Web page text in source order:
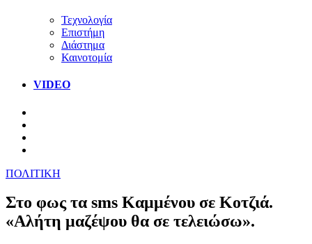
Τεχνολογία
Επιστήμη
Διάστημα
Καινοτομία
VIDEO
ΠΟΛΙΤΙΚΗ
Στο φως τα sms Καμμένου σε Κοτζιά.
«Αλήτη μαζέψου θα σε τελειώσω».